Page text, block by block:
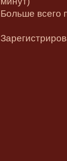
Больше всего